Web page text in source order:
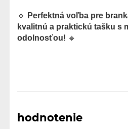
🔹 Perfektná voľba pre
kvalitnú a praktickú tašku s
odolnosťou! 🔹
hodnotenie